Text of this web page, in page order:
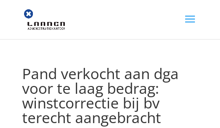
Pand verkocht aan dga
voor te laag bedrag:
winstcorrectie bij bv
terecht aangebracht